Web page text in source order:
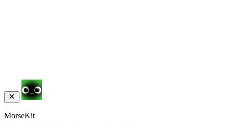
MorseKit